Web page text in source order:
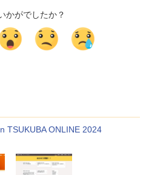
かがでしたか？
TSUKUBA ONLINE 2024